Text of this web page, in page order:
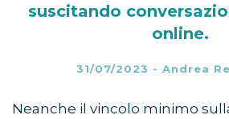
suscitando
online.
31/07/2023 - Andrea
Neanche il vincolo minimo